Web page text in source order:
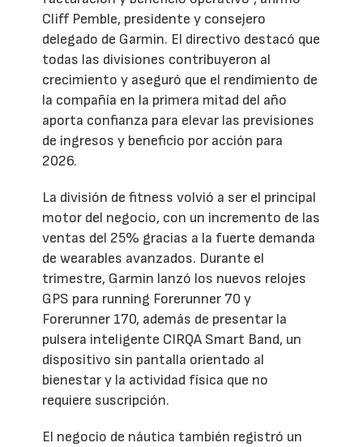
Cliff Pemble, presidente y consejero
delegado de Garmin. El directivo destacó que
todas las divisiones contribuyeron al
crecimiento y aseguró que el rendimiento de
la compañía en la primera mitad del año
aporta confianza para elevar las previsiones
de ingresos y beneficio por acción para
2026.
La división de fitness volvió a ser el principal
motor del negocio, con un incremento de las
ventas del 25% gracias a la fuerte demanda
de wearables avanzados. Durante el
trimestre, Garmin lanzó los nuevos relojes
GPS para running Forerunner 70 y
Forerunner 170, además de presentar la
pulsera inteligente CIRQA Smart Band, un
dispositivo sin pantalla orientado al
bienestar y la actividad física que no
requiere suscripción.
El negocio de náutica también registró un